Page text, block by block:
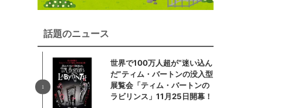
話題のニュース
世界で100万人超が“迷い込ん
だ”ティム・バートンの没入型
展覧会「ティム・バートンの
ラビリンス」11月25日開幕！